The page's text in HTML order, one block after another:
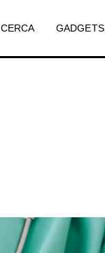
CERCA GADGETS